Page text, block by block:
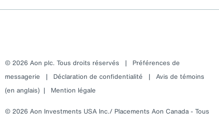
© 2026 Aon plc. Tous droits réservés | Préférences de
messagerie | Déclaration de confidentialité | Avis de témoins
(en anglais) | Mention légale
© 2026 Aon Investments USA Inc./ Placements Aon Canada - Tous